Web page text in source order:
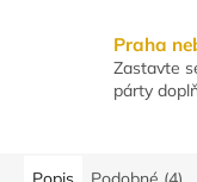
Praha
Zastavte
párty